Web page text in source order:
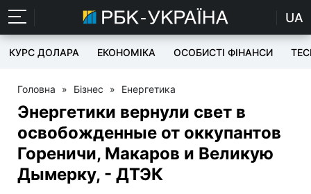
UA
КУРС ДОЛАРА ЕКОНОМІКА ОСОБИСТІ ФІНАНСИ
Головна » Бізнес » Енергетика
Энергетики вернули свет в
освобожденные от оккупантов
Гореничи, Макаров и Великую
Дымерку, - ДТЭК